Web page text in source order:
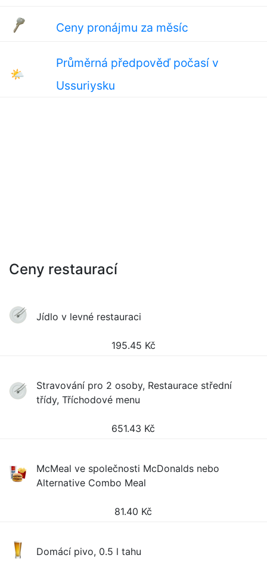
Ceny pronájmu za měsíc
🌤
Průměrná předpověď počasí v
Ussuriysku
Ceny restaurací
Jídlo v levné restauraci
195.45 Kč
Stravování pro 2 osoby, Restaurace střední
třídy, Tříchodové menu
651.43 Kč
McMeal ve společnosti McDonalds nebo
Alternative Combo Meal
81.40 Kč
Domácí pivo, 0.5 l tahu